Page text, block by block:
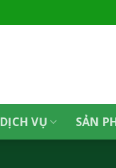
DỊCH VỤ SẢN